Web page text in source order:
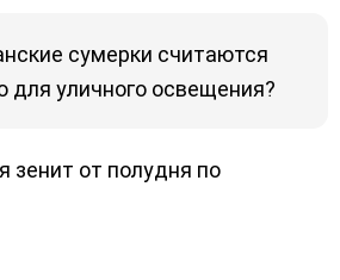
сумерки считаются
для уличного освещения?
зенит от полудня по